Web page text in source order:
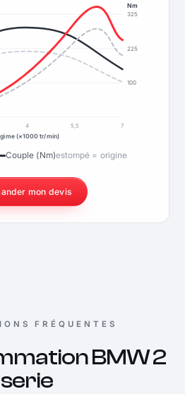
100
225
325
Nm
4 5,5
7
(×1000 tr/min)
Couple (Nm)estompé = origine
mon devis
FRÉQUENTES
BMW 2
serie